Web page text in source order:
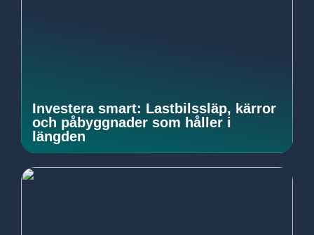
Investera smart: Lastbilssläp, kärror
och påbyggnader som håller i
längden